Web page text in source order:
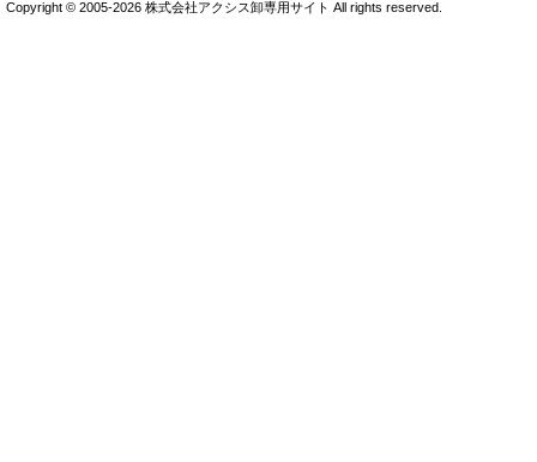
Copyright © 2005-2026 株式会社アクシス卸専用サイト All rights reserved.